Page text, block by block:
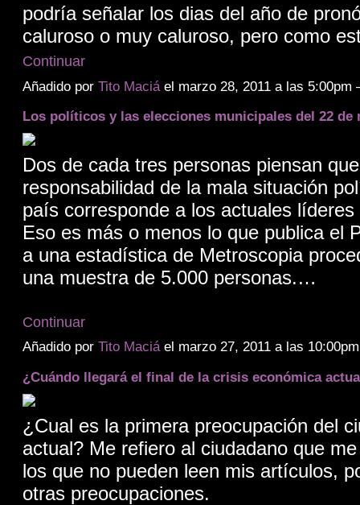
podría señalar los dias del año de
caluroso o muy caluroso, pero como
Continuar
Añadido por Tito Maciáel marzo 28, 2011 a las
Los políticos y las elecciones municipales del 22 de
Dos de cada tres personas piensan
responsabilidad de la mala situación
país corresponde a los actuales
Eso es más o menos lo que publica el
a una estadística de Metroscopia
una muestra de 5.000 personas.…
Continuar
Añadido por Tito Maciáel marzo 27, 2011 a las
¿Cuándo llegará el final de la crisis económica
¿Cual es la primera preocupación del
actual? Me refiero al ciudadano que
los que no pueden leen mis artículos,
otras preocupaciones.